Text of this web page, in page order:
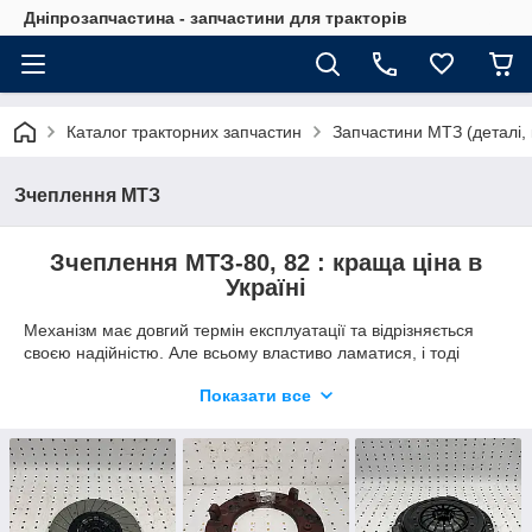
Дніпрозапчастина - запчастини для тракторів
Каталог тракторних запчастин Запчастини МТЗ (деталі,
Зчеплення МТЗ
Зчеплення МТЗ-80, 82 : краща ціна в
Україні
Механізм має довгий термін експлуатації та відрізняється
своєю надійністю. Але всьому властиво ламатися, і тоді
МТЗ 80, 82 зношується, тому може важко вимикатися,
свідчать про несправність вузла. Основними причинами
поломок є:
зношування функціональних накладок;
Показати все